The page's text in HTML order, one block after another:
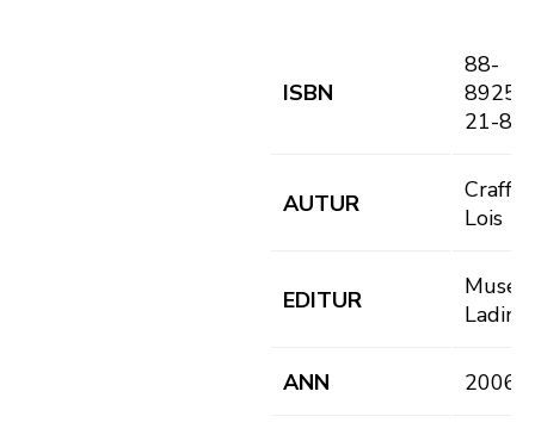
ISBN
88-
21-8
AUTUR
Lois
EDITUR
Ladin
ANN 2006